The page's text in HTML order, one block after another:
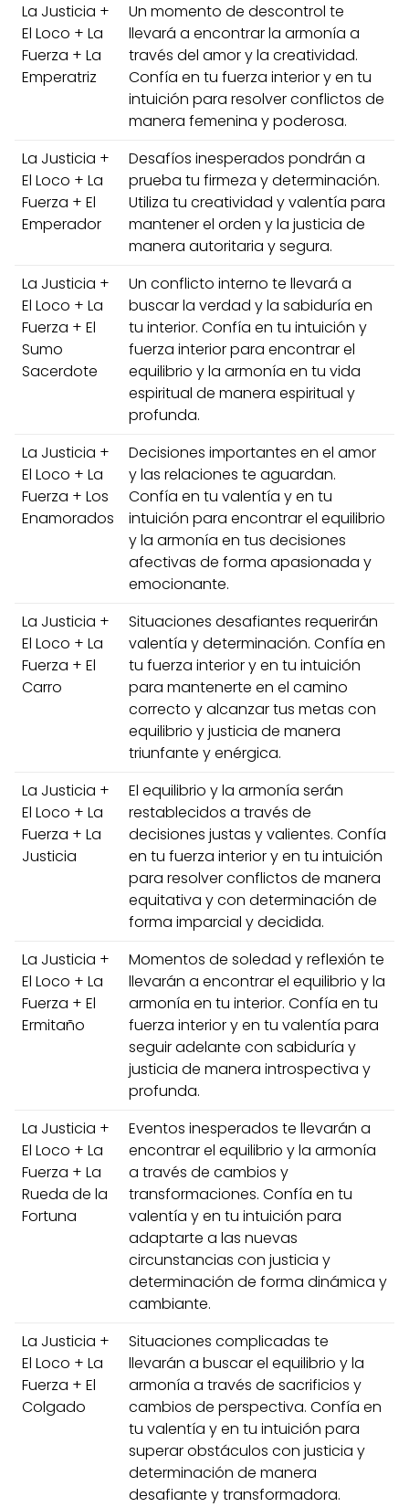
La Justicia +
El Loco + La
Fuerza + La
Emperatriz
Un momento de descontrol te
llevará a encontrar la armonía a
través del amor y la creatividad.
Confía en tu fuerza interior y en tu
intuición para resolver conflictos de
manera femenina y poderosa.
La Justicia +
El Loco + La
Fuerza + El
Emperador
Desafíos inesperados pondrán a
prueba tu firmeza y determinación.
Utiliza tu creatividad y valentía para
mantener el orden y la justicia de
manera autoritaria y segura.
La Justicia +
El Loco + La
Fuerza + El
Sumo
Sacerdote
Un conflicto interno te llevará a
buscar la verdad y la sabiduría en
tu interior. Confía en tu intuición y
fuerza interior para encontrar el
equilibrio y la armonía en tu vida
espiritual de manera espiritual y
profunda.
La Justicia +
El Loco + La
Fuerza + Los
Enamorados
Decisiones importantes en el amor
y las relaciones te aguardan.
Confía en tu valentía y en tu
intuición para encontrar el equilibrio
y la armonía en tus decisiones
afectivas de forma apasionada y
emocionante.
La Justicia +
El Loco + La
Fuerza + El
Carro
Situaciones desafiantes requerirán
valentía y determinación. Confía en
tu fuerza interior y en tu intuición
para mantenerte en el camino
correcto y alcanzar tus metas con
equilibrio y justicia de manera
triunfante y enérgica.
La Justicia +
El Loco + La
Fuerza + La
Justicia
El equilibrio y la armonía serán
restablecidos a través de
decisiones justas y valientes. Confía
en tu fuerza interior y en tu intuición
para resolver conflictos de manera
equitativa y con determinación de
forma imparcial y decidida.
La Justicia +
El Loco + La
Fuerza + El
Ermitaño
Momentos de soledad y reflexión te
llevarán a encontrar el equilibrio y la
armonía en tu interior. Confía en tu
fuerza interior y en tu valentía para
seguir adelante con sabiduría y
justicia de manera introspectiva y
profunda.
La Justicia +
El Loco + La
Fuerza + La
Rueda de la
Fortuna
Eventos inesperados te llevarán a
encontrar el equilibrio y la armonía
a través de cambios y
transformaciones. Confía en tu
valentía y en tu intuición para
adaptarte a las nuevas
circunstancias con justicia y
determinación de forma dinámica y
cambiante.
La Justicia +
El Loco + La
Fuerza + El
Colgado
Situaciones complicadas te
llevarán a buscar el equilibrio y la
armonía a través de sacrificios y
cambios de perspectiva. Confía en
tu valentía y en tu intuición para
superar obstáculos con justicia y
determinación de manera
desafiante y transformadora.